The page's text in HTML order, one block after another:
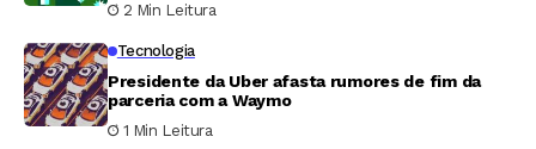
2 Min Leitura
Tecnologia
Presidente da Uber afasta rumores de fim da
parceria com a Waymo
1 Min Leitura